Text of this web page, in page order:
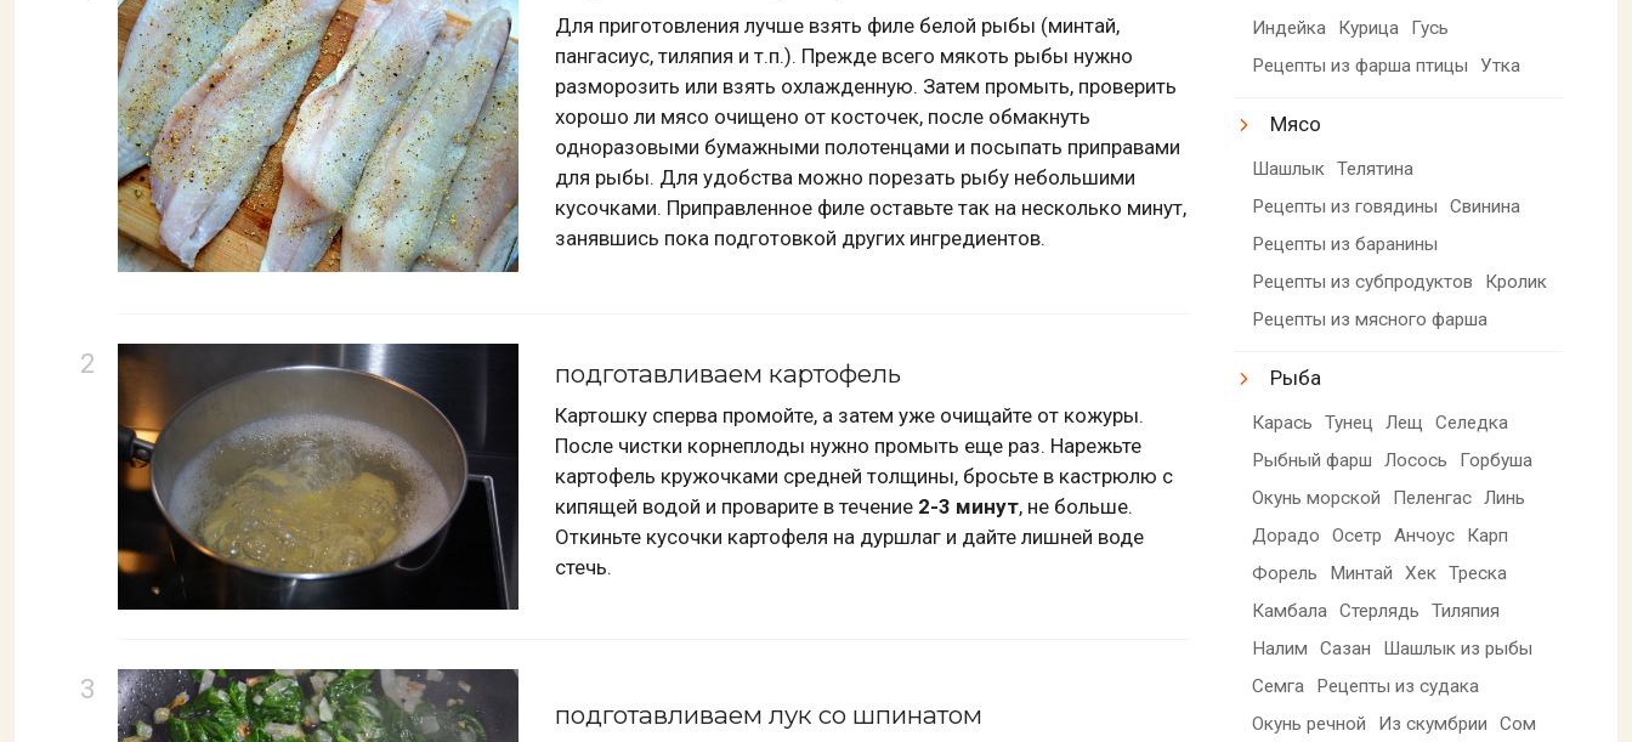
Для приготовления лучше взять филе белой рыбы (минтай,
пангасиус, тиляпия и т.п.). Прежде всего мякоть рыбы нужно
разморозить или взять охлажденную. Затем промыть, проверить
хорошо ли мясо очищено от косточек, после обмакнуть
одноразовыми бумажными полотенцами и посыпать приправами
для рыбы. Для удобства можно порезать рыбу небольшими
кусочками. Приправленное филе оставьте так на несколько минут,
занявшись пока подготовкой других ингредиентов.
подготавливаем картофель
Картошку сперва промойте, а затем уже очищайте от кожуры.
После чистки корнеплоды нужно промыть еще раз. Нарежьте
картофель кружочками средней толщины, бросьте в кастрюлю с
кипящей водой и проварите в течение 2-3 минут, не больше.
Откиньте кусочки картофеля на дуршлаг и дайте лишней воде
стечь.
подготавливаем лук со шпинатом
Индейка Курица
Гусь
Рецепты из фарша птицы
Утка
Мясо
Шашлык Телятина
Рецепты из говядины
Свинина
Рецепты из баранины
Рецепты из субпродуктов
Кролик
Рецепты из мясного фарша
Рыба
Карась Тунец Лещ
Селедка
Рыбный фарш
Лосось
Горбуша
Окунь морской
Пеленгас Линь
Дорадо
Осетр Анчоус
Карп
Форель
Минтай Хек Треска
Камбала Стерлядь
Тиляпия
Налим
Сазан
Шашлык из рыбы
Семга
Рецепты из судака
Окунь речной
Из скумбрии
Сом